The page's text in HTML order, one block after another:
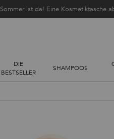
ist da! Eine Kosmetiktasche
DIE
BESTSELLER
SHAMPOOS